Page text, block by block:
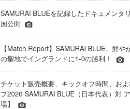
SAMURAI BLUEを記録したドキュメンタ
国公開
【Match Report】SAMURAI BLUE、鮮
の聖地でイングランドに1-0の勝利！
チケット販売概要、キックオフ時間、お
プ2026 SAMURAI BLUE（日本代表）対
場】